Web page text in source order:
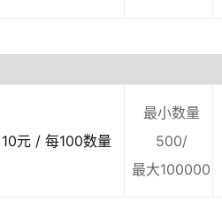
10元 / 每100数量
最小数量
500/
最大100000